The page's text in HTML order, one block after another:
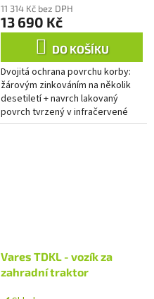
11 314 Kč bez DPH
13 690 Kč
DO KOŠÍKU
Dvojitá ochrana povrchu korby:
žárovým zinkováním na několik
desetiletí + navrch lakovaný
povrch tvrzený v infračervené
katalytické peci v několika
Vares TDKL - vozík za
zahradní traktor